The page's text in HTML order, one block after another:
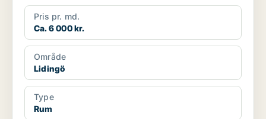
Pris pr. md.
Ca. 6 000 kr.
Område
Lidingö
Type
Rum